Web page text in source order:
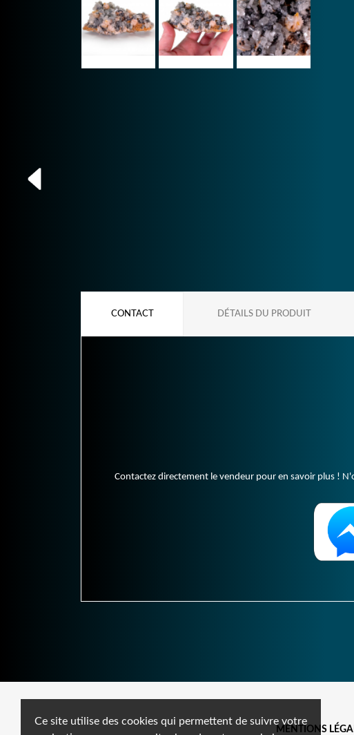
Ce site utilise des cookies qui permettent de suivre votre
CONTACT DÉTAILS DU PRODUIT
Contactez directement le vendeur pour en savoir plus !
MENTIONS